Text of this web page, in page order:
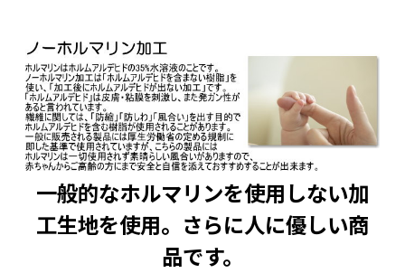
一般的なホルマリンを使用しない加
工生地を使用。さらに人に優しい商
品です。